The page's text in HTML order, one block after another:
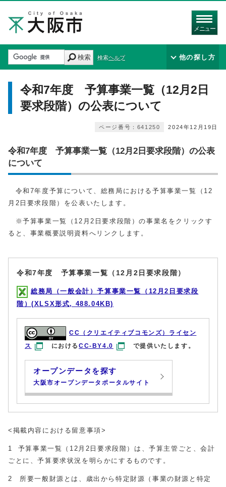
メニュー
検索 検索ヘルプ 他の探し方
令和7年度 予算事業一覧（12月2日
要求段階）の公表について
2024年12月19日
ページ番号：641250
令和7年度 予算事業一覧（12月2日要求段階）の公表
について
令和7年度予算について、総務局における予算事業一覧（12
月2日要求段階）を公表いたします。
※予算事業一覧（12月2日要求段階）の事業名をクリックす
ると、事業概要説明資料へリンクします。
令和7年度 予算事業一覧（12月2日要求段階）
総務局（一般会計）予算事業一覧（12月2日要求段
階）(XLSX形式, 488.04KB)
CC（クリエイティブコモンズ）ライセン
ス
におけるCC-BY4.0 で提供いたします。
オープンデータを探す
大阪市オープンデータポータルサイト
<掲載内容における留意事項>
1 予算事業一覧（12月2日要求段階）は、予算主管ごと、会計
ごとに、予算要求状況を明らかにするものです。
2 所要一般財源とは、歳出から特定財源（事業の財源と特定